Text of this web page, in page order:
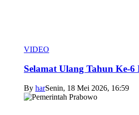
VIDEO
Selamat Ulang Tahun Ke-6
By harSenin, 18 Mei 2026, 16:59